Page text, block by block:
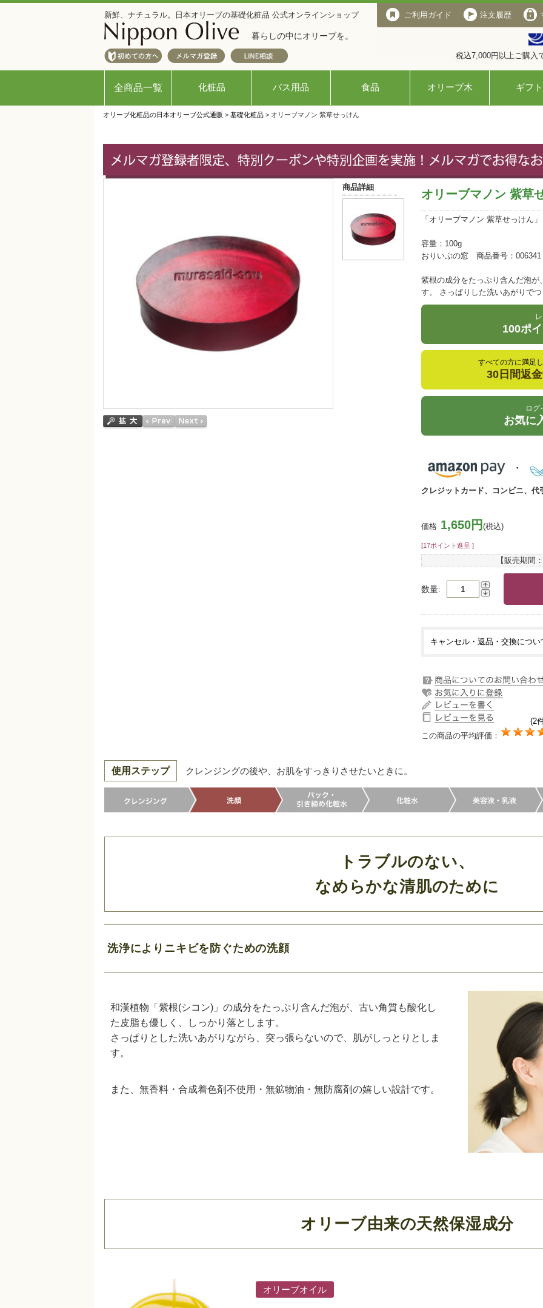
新鮮、ナチュラル。日本オリーブの基礎化粧品 公式オンラインショップ
暮らしの中にオリーブを。
ご利用ガイド 注文履歴
税込7,000円以上ご購入
全商品一覧 化粧品 バス用品 食品 オリーブ木 ギフト
オリーブ化粧品の日本オリーブ公式通販 > 基礎化粧品> オリーブマノン 紫草せっけん
オリーブマノン 紫草
「オリーブマノン 紫草せっけん
容量：100g
おりいぶの窓 商品番号：006341
紫根の成分をたっぷり含んだ泡
す。 さっぱりした洗いあがりで
100ポ
すべての方に満足
30日間返
ログ
お気に
クレジットカード、コンビニ、代
価格 1,650円 (税込)
[17ポイント進呈 ]
【販売期間：
数量
キャンセル・返品・交換につい
(2
この商品の平均評価：
商品詳細
使用ステップ クレンジングの後や、お肌をすっきりさせたいときに。
トラブルのない、
なめらかな清肌のために
洗浄によりニキビを防ぐための洗顔
和漢植物「紫根(シコン)」の成分をたっぷり含んだ泡が、古い角質も酸化し
た皮脂も優しく、しっかり落とします。
さっぱりとした洗いあがりながら、突っ張らないので、肌がしっとりとしま
す。
また、無香料・合成着色剤不使用・無鉱物油・無防腐剤の嬉しい設計です。
オリーブ由来の天然保湿成分
オリーブオイル